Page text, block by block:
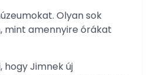
Olyan sok
mint amennyire órákat
hogy Jimnek új